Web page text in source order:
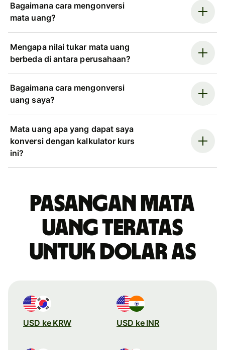
Bagaimana cara mengonversi
mata uang?
Mengapa nilai tukar mata uang
berbeda di antara perusahaan?
Bagaimana cara mengonversi
uang saya?
Mata uang apa yang dapat saya
konversi dengan kalkulator kurs
ini?
Pasangan mata
uang teratas
untuk dolar AS
USD ke KRW USD ke INR